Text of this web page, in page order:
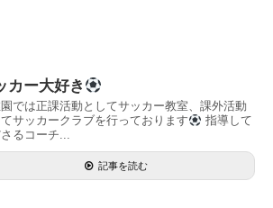
カー大好き
では正課活動としてサッカー教室、課外活動
てサッカークラブを行っております
指導して
さるコーチ...
記事を読む